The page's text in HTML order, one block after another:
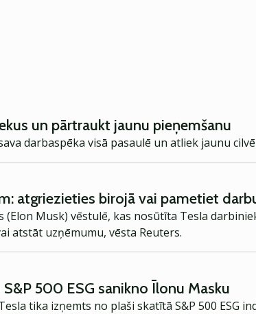
un pārtraukt jaunu pieņemšanu
darbaspēka visā pasaulē un atliek jaunu
atgriezieties birojā vai pametiet
Musk) vēstulē, kas nosūtīta Tesla
atstāt uzņēmumu, vēsta Reuters.
500 ESG sanikno Īlonu Masku
tika izņemts no plaši skatītā S&P 500 ESG